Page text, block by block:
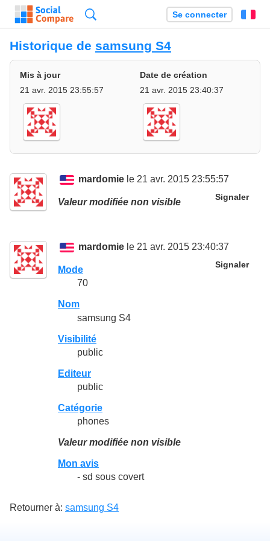
Se connecter
Historique de samsung S4
Mis à jour
21 avr. 2015 23:55:57
Date de création
21 avr. 2015 23:40:37
mardomie le 21 avr. 2015 23:55:57
Signaler
Valeur modifiée non visible
mardomie le 21 avr. 2015 23:40:37
Signaler
Mode
70
Nom
samsung S4
Visibilité
public
Editeur
public
Catégorie
phones
Valeur modifiée non visible
Mon avis
- sd sous covert
Retourner à: samsung S4